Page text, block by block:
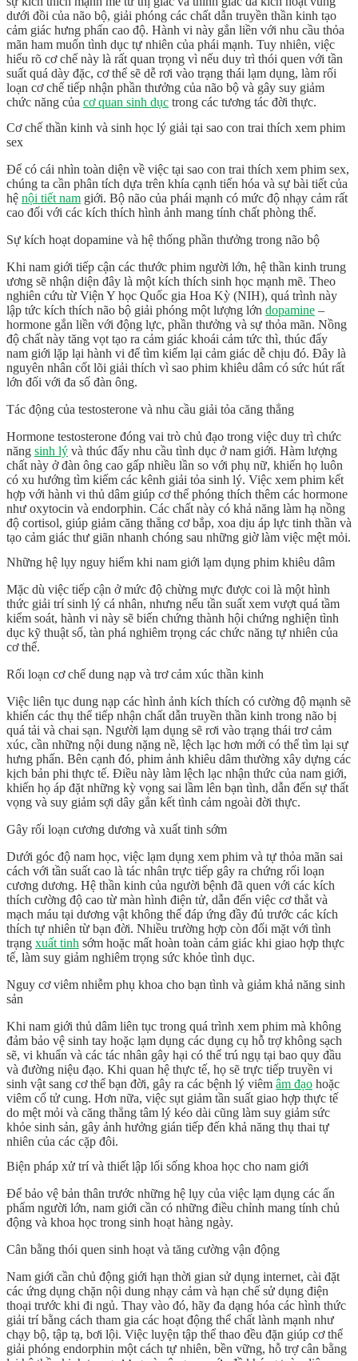
dưới đồi của não bộ, giải phóng các chất dẫn truyền thần kinh tạo
cảm giác hưng phấn cao độ. Hành vi này gắn liền với nhu cầu thỏa
mãn ham muốn tình dục tự nhiên của phái mạnh. Tuy nhiên, việc
hiểu rõ cơ chế này là rất quan trọng vì nếu duy trì thói quen với tần
suất quá dày đặc, cơ thể sẽ dễ rơi vào trạng thái lạm dụng, làm rối
loạn cơ chế tiếp nhận phần thưởng của não bộ và gây suy giảm
chức năng của cơ quan sinh dục trong các tương tác đời thực.
Cơ chế thần kinh và sinh học lý giải tại sao con trai thích xem phim
sex
Để có cái nhìn toàn diện về việc tại sao con trai thích xem phim sex,
chúng ta cần phân tích dựa trên khía cạnh tiến hóa và sự bài tiết của
hệ nội tiết nam giới. Bộ não của phái mạnh có mức độ nhạy cảm rất
cao đối với các kích thích hình ảnh mang tính chất phòng thế.
Sự kích hoạt dopamine và hệ thống phần thưởng trong não bộ
Khi nam giới tiếp cận các thước phim người lớn, hệ thần kinh trung
ương sẽ nhận diện đây là một kích thích sinh học mạnh mẽ. Theo
nghiên cứu từ Viện Y học Quốc gia Hoa Kỳ (NIH), quá trình này
lập tức kích thích não bộ giải phóng một lượng lớn dopamine –
hormone gắn liền với động lực, phần thưởng và sự thỏa mãn. Nồng
độ chất này tăng vọt tạo ra cảm giác khoái cảm tức thì, thúc đẩy
nam giới lặp lại hành vi để tìm kiếm lại cảm giác dễ chịu đó. Đây là
nguyên nhân cốt lõi giải thích vì sao phim khiêu dâm có sức hút rất
lớn đối với đa số đàn ông.
Tác động của testosterone và nhu cầu giải tỏa căng thẳng
Hormone testosterone đóng vai trò chủ đạo trong việc duy trì chức
năng sinh lý và thúc đẩy nhu cầu tình dục ở nam giới. Hàm lượng
chất này ở đàn ông cao gấp nhiều lần so với phụ nữ, khiến họ luôn
có xu hướng tìm kiếm các kênh giải tỏa sinh lý. Việc xem phim kết
hợp với hành vi thủ dâm giúp cơ thể phóng thích thêm các hormone
như oxytocin và endorphin. Các chất này có khả năng làm hạ nồng
độ cortisol, giúp giảm căng thẳng cơ bắp, xoa dịu áp lực tinh thần và
tạo cảm giác thư giãn nhanh chóng sau những giờ làm việc mệt mỏi.
Những hệ lụy nguy hiểm khi nam giới lạm dụng phim khiêu dâm
Mặc dù việc tiếp cận ở mức độ chừng mực được coi là một hình
thức giải trí sinh lý cá nhân, nhưng nếu tần suất xem vượt quá tầm
kiểm soát, hành vi này sẽ biến chứng thành hội chứng nghiện tình
dục kỹ thuật số, tàn phá nghiêm trọng các chức năng tự nhiên của
cơ thể.
Rối loạn cơ chế dung nạp và trơ cảm xúc thần kinh
Việc liên tục dung nạp các hình ảnh kích thích có cường độ mạnh sẽ
khiến các thụ thể tiếp nhận chất dẫn truyền thần kinh trong não bị
quá tải và chai sạn. Người lạm dụng sẽ rơi vào trạng thái trơ cảm
xúc, cần những nội dung nặng nề, lệch lạc hơn mới có thể tìm lại sự
hưng phấn. Bên cạnh đó, phim ảnh khiêu dâm thường xây dựng các
kịch bản phi thực tế. Điều này làm lệch lạc nhận thức của nam giới,
khiến họ áp đặt những kỳ vọng sai lầm lên bạn tình, dẫn đến sự thất
vọng và suy giảm sợi dây gắn kết tình cảm ngoài đời thực.
Gây rối loạn cương dương và xuất tinh sớm
Dưới góc độ nam học, việc lạm dụng xem phim và tự thỏa mãn sai
cách với tần suất cao là tác nhân trực tiếp gây ra chứng rối loạn
cương dương. Hệ thần kinh của người bệnh đã quen với các kích
thích cường độ cao từ màn hình điện tử, dẫn đến việc cơ thắt và
mạch máu tại dương vật không thể đáp ứng đầy đủ trước các kích
thích tự nhiên từ bạn đời. Nhiều trường hợp còn đối mặt với tình
trạng xuất tinh sớm hoặc mất hoàn toàn cảm giác khi giao hợp thực
tế, làm suy giảm nghiêm trọng sức khỏe tình dục.
Nguy cơ viêm nhiễm phụ khoa cho bạn tình và giảm khả năng sinh
sản
Khi nam giới thủ dâm liên tục trong quá trình xem phim mà không
đảm bảo vệ sinh tay hoặc lạm dụng các dụng cụ hỗ trợ không sạch
sẽ, vi khuẩn và các tác nhân gây hại có thể trú ngụ tại bao quy đầu
và đường niệu đạo. Khi quan hệ thực tế, họ sẽ trực tiếp truyền vi
sinh vật sang cơ thể bạn đời, gây ra các bệnh lý viêm âm đạo hoặc
viêm cổ tử cung. Hơn nữa, việc sụt giảm tần suất giao hợp thực tế
do mệt mỏi và căng thẳng tâm lý kéo dài cũng làm suy giảm sức
khỏe sinh sản, gây ảnh hưởng gián tiếp đến khả năng thụ thai tự
nhiên của các cặp đôi.
Biện pháp xử trí và thiết lập lối sống khoa học cho nam giới
Để bảo vệ bản thân trước những hệ lụy của việc lạm dụng các ấn
phẩm người lớn, nam giới cần có những điều chỉnh mang tính chủ
động và khoa học trong sinh hoạt hàng ngày.
Cân bằng thói quen sinh hoạt và tăng cường vận động
Nam giới cần chủ động giới hạn thời gian sử dụng internet, cài đặt
các ứng dụng chặn nội dung nhạy cảm và hạn chế sử dụng điện
thoại trước khi đi ngủ. Thay vào đó, hãy đa dạng hóa các hình thức
giải trí bằng cách tham gia các hoạt động thể chất lành mạnh như
chạy bộ, tập tạ, bơi lội. Việc luyện tập thể thao đều đặn giúp cơ thể
giải phóng endorphin một cách tự nhiên, bền vững, hỗ trợ cân bằng